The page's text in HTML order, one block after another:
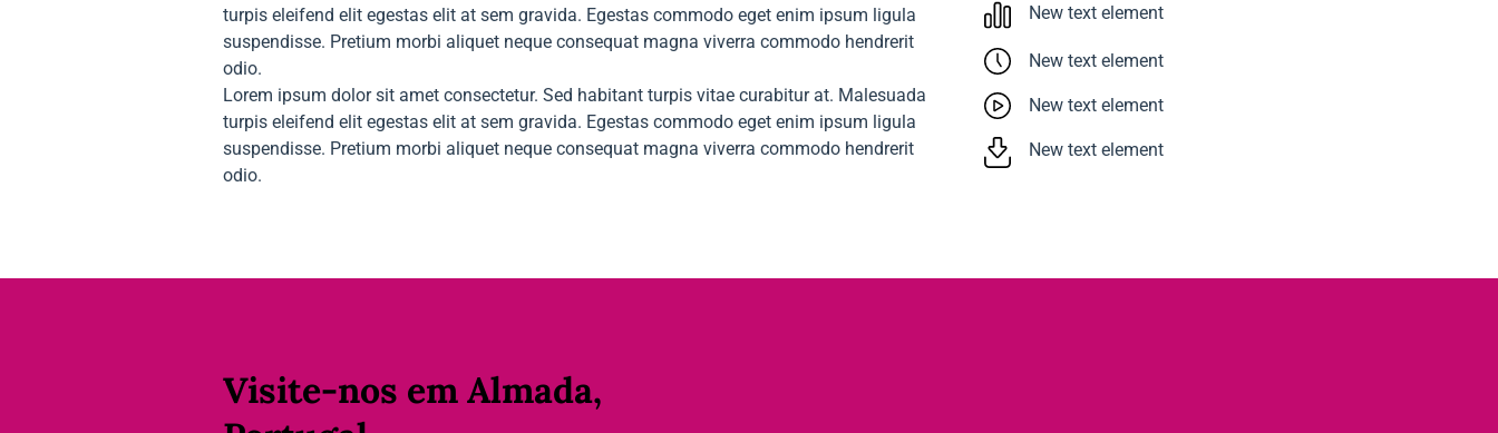
turpis eleifend elit egestas elit at sem gravida. Egestas commodo eget enim ipsum ligula
suspendisse. Pretium morbi aliquet neque consequat magna viverra commodo hendrerit
odio.
Lorem ipsum dolor sit amet consectetur. Sed habitant turpis vitae curabitur at. Malesuada
turpis eleifend elit egestas elit at sem gravida. Egestas commodo eget enim ipsum ligula
suspendisse. Pretium morbi aliquet neque consequat magna viverra commodo hendrerit
odio.
New text element
New text element
New text element
New text element
Visite-nos em Almada,